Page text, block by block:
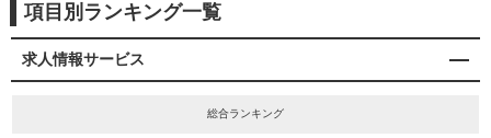
項目別ランキング一覧
求人情報サービス
総合ランキング